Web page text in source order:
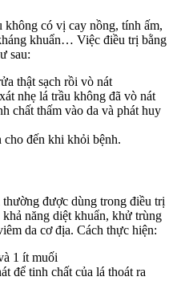
không có vị cay nồng, tính ấm,
khuẩn… Việc điều trị bằng
sau:
thật sạch rồi vò nát
nhẹ lá trầu không đã vò nát
chất thấm vào da và phát huy
đến khi khỏi bệnh.
được dùng trong điều trị
năng diệt khuẩn, khử trùng
da cơ địa. Cách thực hiện:
1 ít muối
để tinh chất của lá thoát ra